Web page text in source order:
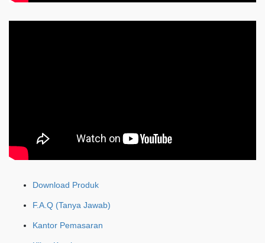
Download Produk
F.A.Q (Tanya Jawab)
Kantor Pemasaran